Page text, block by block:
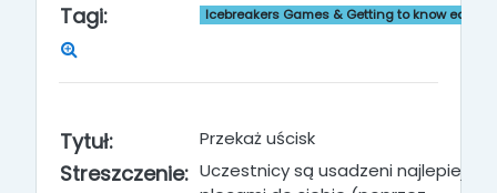
Tagi: Icebreakers Games & Getting to know each
Tytuł: Przekaż uścisk
Streszczenie: Uczestnicy są usadzeni najlepiej